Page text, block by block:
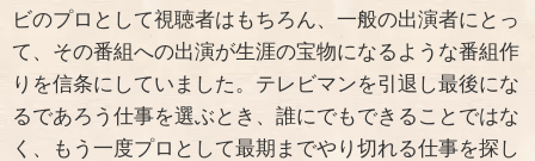
ビのプロとして視聴者はもちろん、一般の出演者にとっ
て、その番組への出演が生涯の宝物になるような番組作
りを信条にしていました。テレビマンを引退し最後にな
るであろう仕事を選ぶとき、誰にでもできることではな
く、もう一度プロとして最期までやり切れる仕事を探し